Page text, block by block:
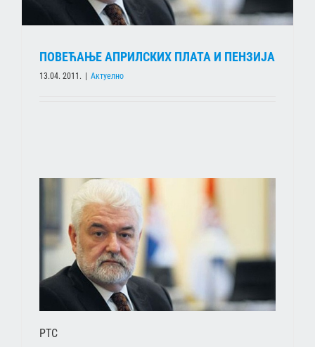
ПОВЕЋАЊЕ АПРИЛСКИХ ПЛАТА И ПЕНЗИЈА
13.04. 2011. Актуелно
РТС